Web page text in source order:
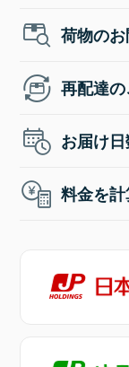
荷物の
再配達
お届け
料金を